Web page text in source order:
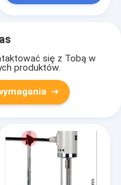
się z Tobą w
produktów.